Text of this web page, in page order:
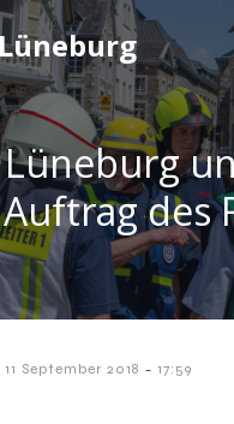
des
11 September 2018 - 17:59